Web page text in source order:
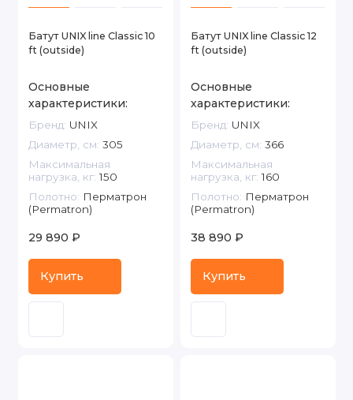
Батут UNIX line Classic 10
ft (outside)
Основные
характеристики:
Бренд: UNIX
Диаметр, см: 305
Максимальная
нагрузка, кг: 150
Полотно: Перматрон
(Permatron)
29 890 ₽
Купить
Батут UNIX line Classic 12
ft (outside)
Основные
характеристики:
Бренд: UNIX
Диаметр, см: 366
Максимальная
нагрузка, кг: 160
Полотно: Перматрон
(Permatron)
38 890 ₽
Купить